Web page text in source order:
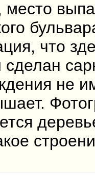
место
что
сделан
не